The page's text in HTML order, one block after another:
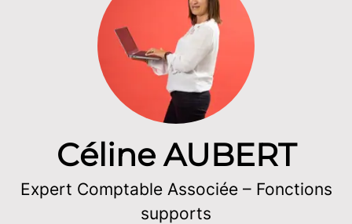
Céline AUBERT
Expert Comptable Associée – Fonctions
supports